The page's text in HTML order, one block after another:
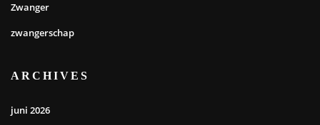
Zwanger
zwangerschap
ARCHIVES
juni 2026